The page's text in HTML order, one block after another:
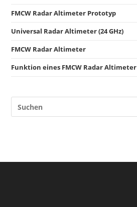
FMCW Radar Altimeter Prototyp
Universal Radar Altimeter (24 GHz)
FMCW Radar Altimeter
Funktion eines FMCW Radar Altimeter